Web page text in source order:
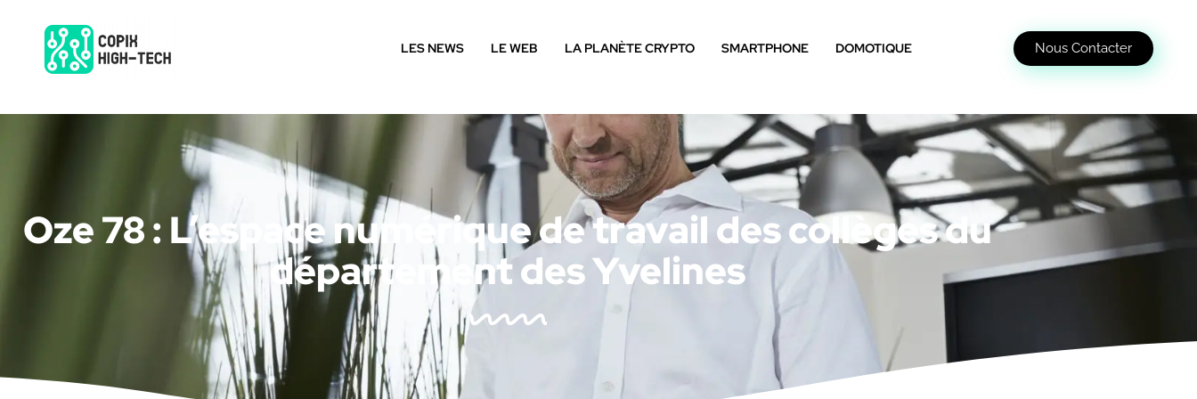
LES NEWS LE WEB LA PLANÈTE CRYPTO SMARTPHONE DOMOTIQUE Nous Contacter
Oze 78 : L’espace numérique de travail des collèges du
département des Yvelines